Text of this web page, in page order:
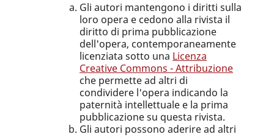
Gli autori mantengono i diritti sulla
loro opera e cedono alla rivista il
diritto di prima pubblicazione
dell'opera, contemporaneamente
licenziata sotto una Licenza
Creative Commons - Attribuzione
che permette ad altri di
condividere l'opera indicando la
paternità intellettuale e la prima
pubblicazione su questa rivista.
Gli autori possono aderire ad altri